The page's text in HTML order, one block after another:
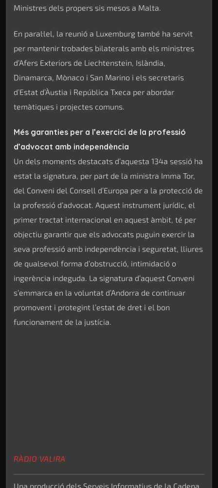
Ministres dels propers sis mesos a Malta.
En paral·lel, la reunió a Luxemburg també ha servit
per mantenir trobades bilaterals amb els ministres
d’Afers Exteriors de Liechtenstein, Islàndia,
Dinamarca, Mònaco i San Marino i els secretaris
d’Estat d’Àustia i República Txeca per abordar
temàtiques i projectes comuns.
Més garanties per a l’exercici de la professió
d’advocat amb independència
Un dels moments destacats d’aquesta 134a sessió ha
estat la signatura, per part de la ministra Imma Tor,
del Conveni del Consell d’Europa per a la protecció de
la professió d’advocat. Aquest instrument jurídic, el
primer tractat internacional en aquest àmbit, té per
objectiu garantir que els advocats puguin exercir la
seva professió amb independència i seguretat, lliures
de qualsevol forma d’obstrucció, intimidació o
ingerència indeguda. La signatura d’aquest Conveni
s’emmarca en la voluntat d’Andorra de continuar
promovent i protegint l’estat de dret i el bon
funcionament de la justícia.
RÀDIO VALIRA
Una producció dels Serveis Informatius de la Cadena